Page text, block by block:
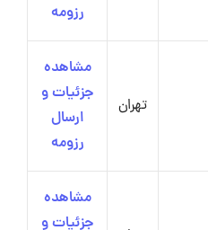
رزومه
تهران
مشاهده
جزئیات و
ارسال
رزومه
مشاهده
جزئیات و